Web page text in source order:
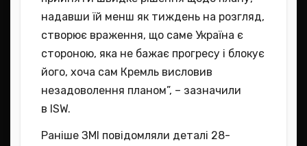
надавши їй менш як тиждень на розгляд,
створює враження, що саме Україна є
стороною, яка не бажає прогресу і блокує
його, хоча сам Кремль висловив
незадоволення планом”, – зазначили
в ISW.
Раніше ЗМІ повідомляли деталі 28-